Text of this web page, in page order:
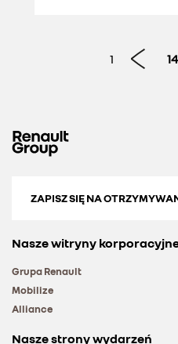
1 14
ZAPISZ SIĘ NA
Nasze witryny
Grupa Renault
Mobilize
Alliance
Nasze strony wydarzeń